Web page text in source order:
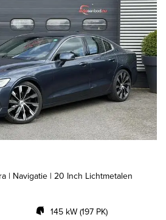
| Navigatie | 20 Inch Lichtmetalen
145 kW (197 PK)